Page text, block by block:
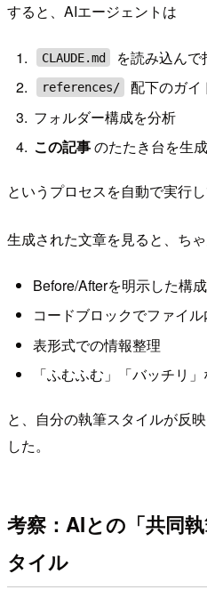
すると、AIエージェントは
CLAUDE.md を読み込ん
references/
配下のガイ
フォルダー構成を分析
この記事のたたき台を生成
というプロセスを自動で実行し
生成された文章を見ると、ち
Before/Afterを明示した構成
コードブロックでファイ
表形式での情報整理
「ふむふむ」「バッチリ
と、自分の執筆スタイルが反
した。
考察：AIとの「共同
タイル